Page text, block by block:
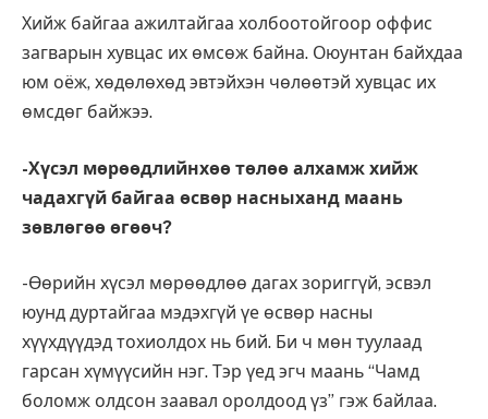
Хийж байгаа ажилтайгаа холбоотойгоор оффис
загварын хувцас их өмсөж байна. Оюунтан байхдаа
юм оёж, хөдөлөхөд эвтэйхэн чөлөөтэй хувцас их
өмсдөг байжээ.
-Хүсэл мөрөөдлийнхөө төлөө алхамж хийж
чадахгүй байгаа өсвөр насныханд маань
зөвлөгөө өгөөч?
-Өөрийн хүсэл мөрөөдлөө дагах зориггүй, эсвэл
юунд дуртайгаа мэдэхгүй үе өсвөр насны
хүүхдүүдэд тохиолдох нь бий. Би ч мөн туулаад
гарсан хүмүүсийн нэг. Тэр үед эгч маань “Чамд
боломж олдсон заавал оролдоод үз” гэж байлаа.